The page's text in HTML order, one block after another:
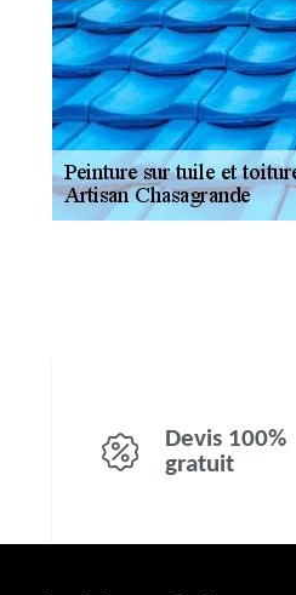
Devis 100%
gratuit